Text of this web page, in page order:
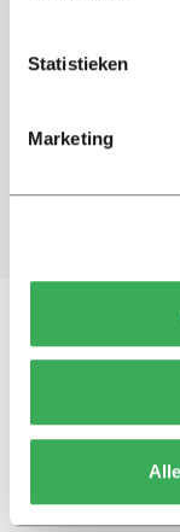
Statistieken
Marketing
Blijf op de
Vragen,
© 2026 -Over ons